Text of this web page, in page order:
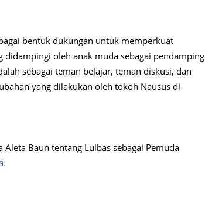
bentuk dukungan untuk memperkuat
oleh anak muda sebagai pendamping
sebagai teman belajar, teman diskusi, dan
yang dilakukan oleh tokoh Nausus di
Baun tentang Lulbas sebagai Pemuda